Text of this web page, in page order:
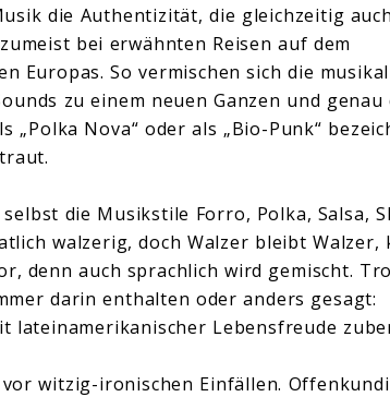
die Authentizität, die gleichzeitig
bei erwähnten Reisen auf dem
Europas. So vermischen sich die
zu einem neuen Ganzen und genau
Nova“ oder als „Bio-Punk“
die Musikstile Forro, Polka, Salsa,
walzerig, doch Walzer bleibt Walzer,
denn auch sprachlich wird gemischt.
darin enthalten oder anders gesagt:
lateinamerikanischer Lebensfreude
witzig-ironischen Einfällen.